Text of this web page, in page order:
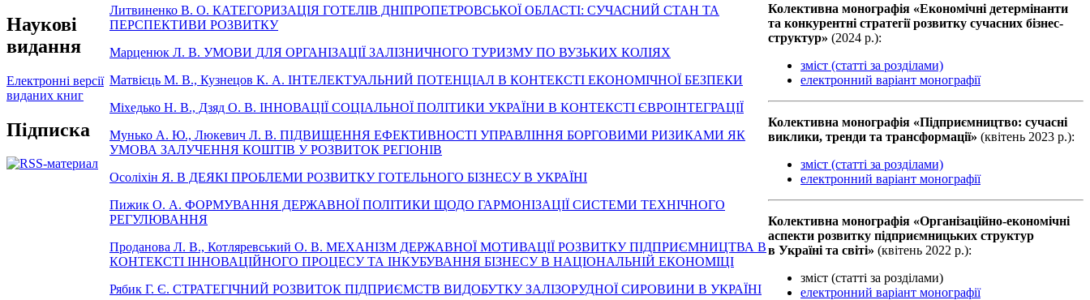
Наукові
видання
Електронні версії
виданих книг
Підписка
Литвиненко В. О. КАТЕГОРИЗАЦІЯ ГОТЕЛІВ ДНІПРОПЕТРОВСЬКОЇ ОБЛАСТІ: СУЧАСНИЙ СТАН ТА
ПЕРСПЕКТИВИ РОЗВИТКУ
Марценюк Л. В. УМОВИ ДЛЯ ОРГАНІЗАЦІЇ ЗАЛІЗНИЧНОГО ТУРИЗМУ ПО ВУЗЬКИХ КОЛІЯХ
Матвієць М. В., Кузнецов К. А. ІНТЕЛЕКТУАЛЬНИЙ ПОТЕНЦІАЛ В КОНТЕКСТІ ЕКОНОМІЧНОЇ БЕЗПЕКИ
Міхедько Н. В., Дзяд О. В. ІННОВАЦІЇ СОЦІАЛЬНОЇ ПОЛІТИКИ УКРАЇНИ В КОНТЕКСТІ ЄВРОІНТЕГРАЦІЇ
Мунько А. Ю., Люкевич Л. В. ПІДВИЩЕННЯ ЕФЕКТИВНОСТІ УПРАВЛІННЯ БОРГОВИМИ РИЗИКАМИ ЯК
УМОВА ЗАЛУЧЕННЯ КОШТІВ У РОЗВИТОК РЕГІОНІВ
Осоліхін Я. В ДЕЯКІ ПРОБЛЕМИ РОЗВИТКУ ГОТЕЛЬНОГО БІЗНЕСУ В УКРАЇНІ
Пижик О. А. ФОРМУВАННЯ ДЕРЖАВНОЇ ПОЛІТИКИ ЩОДО ГАРМОНІЗАЦІЇ СИСТЕМИ ТЕХНІЧНОГО
РЕГУЛЮВАННЯ
Проданова Л. В., Котляревський О. В. МЕХАНІЗМ ДЕРЖАВНОЇ МОТИВАЦІЇ РОЗВИТКУ ПІДПРИЄМНИЦТВА В
КОНТЕКСТІ ІННОВАЦІЙНОГО ПРОЦЕСУ ТА ІНКУБУВАННЯ БІЗНЕСУ В НАЦІОНАЛЬНІЙ ЕКОНОМІЦІ
Рябик Г. Є. СТРАТЕГІЧНИЙ РОЗВИТОК ПІДПРИЄМСТВ ВИДОБУТКУ ЗАЛІЗОРУДНОЇ СИРОВИНИ В УКРАЇНІ
Колективна монографiя «Економічні детермінанти
та конкурентні стратегії розвитку сучасних бізнес-
структур» (2024 р.):
зміст (статті за розділами)
електронний варіант монографії
Колективна монографiя «Підприємництво: сучасні
виклики, тренди та трансформації» (квiтень 2023 р.):
зміст (статті за розділами)
електронний варіант монографії
Колективна монографiя «Організаційно-економічні
аспекти розвитку підприємницьких структур
в Україні та світі» (квiтень 2022 р.):
зміст (статті за розділами)
електронний варіант монографії